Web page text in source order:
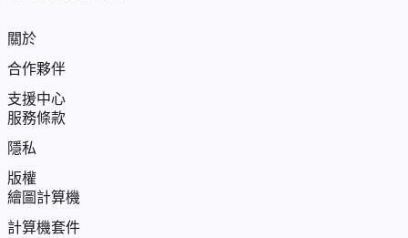
關於
合作夥伴
支援中心
服務條款
隱私
版權
繪圖計算機
計算機套件